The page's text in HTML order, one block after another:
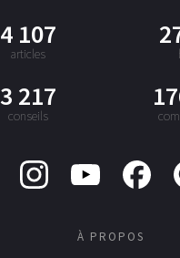
4 107
articles
3 217
conseils
À PROPOS